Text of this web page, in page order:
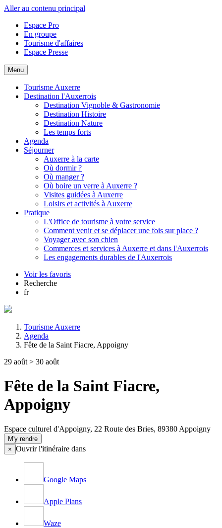
Aller au contenu principal
Espace Pro
En groupe
Tourisme d'affaires
Espace Presse
Menu
Tourisme Auxerre
Destination l'Auxerrois
Destination Vignoble & Gastronomie
Destination Histoire
Destination Nature
Les temps forts
Agenda
Séjourner
Auxerre à la carte
Où dormir ?
Où manger ?
Où boire un verre à Auxerre ?
Visites guidées à Auxerre
Loisirs et activités à Auxerre
Pratique
L'Office de tourisme à votre service
Comment venir et se déplacer une fois sur place ?
Voyager avec son chien
Commerces et services à Auxerre et dans l'Auxerrois
Les engagements durables de l'Auxerrois
Voir les favoris
Recherche
fr
Tourisme Auxerre
Agenda
Fête de la Saint Fiacre, Appoigny
29 août > 30 août
Fête de la Saint Fiacre,
Appoigny
Espace culturel d'Appoigny, 22 Route des Bries, 89380 Appoigny
M'y rendre
× Ouvrir l'itinéraire dans
Google Maps
Apple Plans
Waze